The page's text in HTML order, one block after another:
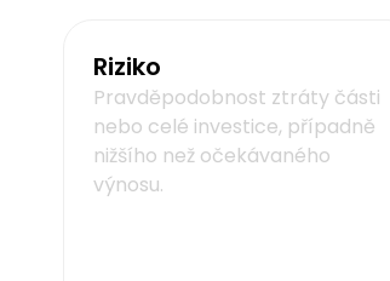
Riziko
Pravděpodobnost ztráty části
nebo celé investice, případně
nižšího než očekávaného
výnosu.